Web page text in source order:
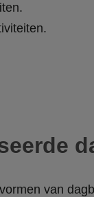
van